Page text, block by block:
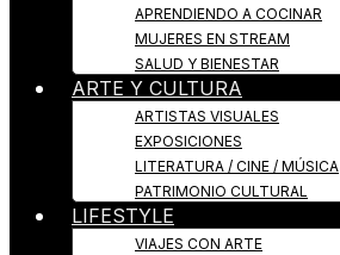
APRENDIENDO A COCINAR
MUJERES EN STREAM
SALUD Y BIENESTAR
ARTE Y CULTURA
ARTISTAS VISUALES
EXPOSICIONES
LITERATURA / CINE / MÚSICA
PATRIMONIO CULTURAL
LIFESTYLE
VIAJES CON ARTE